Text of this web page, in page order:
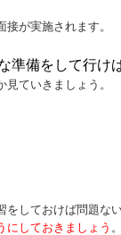
が実施されます。
準備をして行け
ていきましょう。
しておけば問題な
にしておきましょう